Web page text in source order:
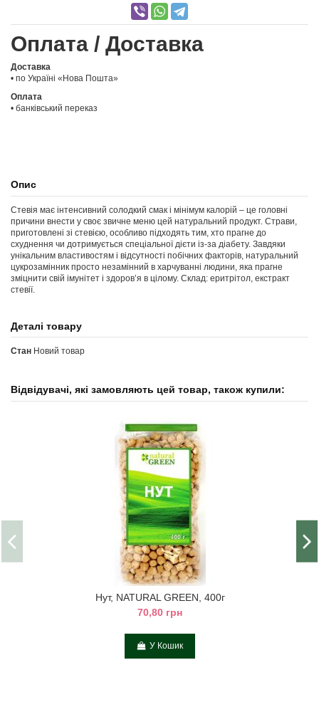
Оплата / Доставка
Доставка
• по Україні «Нова Пошта»
Оплата
• банківський переказ
Опис
Стевія має інтенсивний солодкий смак і мінімум калорій – це головні
причини внести у своє звичне меню цей натуральний продукт. Страви,
приготовлені зі стевією, особливо підходять тим, хто прагне до
схуднення чи дотримується спеціальної дієти із-за діабету. Завдяки
унікальним властивостям і відсутності побічних факторів, натуральний
цукрозамінник просто незамінний в харчуванні людини, яка прагне
зміцнити свій імунітет і здоров’я в цілому. Склад: еритрітол, екстракт
стевії.
Деталі товару
Стан Новий товар
Відвідувачі, які замовляють цей товар, також купили:
Нут, NATURAL GREEN, 400г
70,80 грн
У Кошик